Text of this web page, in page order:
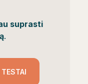
suprasti
.